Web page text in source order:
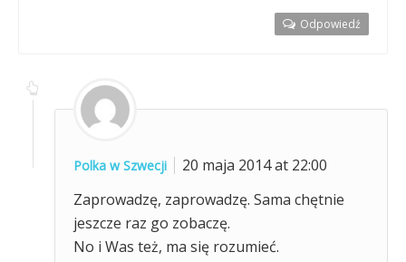
Odpowiedź
Polka w Szwecji
20 maja 2014 at 22:00
Zaprowadzę, zaprowadzę. Sama chętnie
jeszcze raz go zobaczę.
No i Was też, ma się rozumieć.